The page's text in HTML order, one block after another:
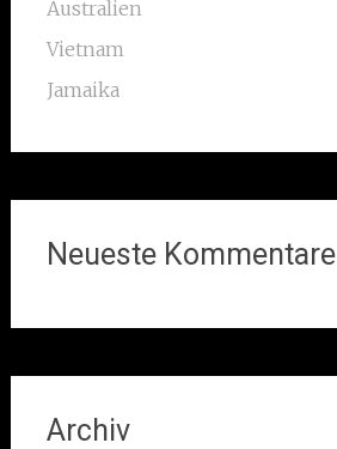
Australien
Vietnam
Jamaika
Neueste Kommentare
Archiv